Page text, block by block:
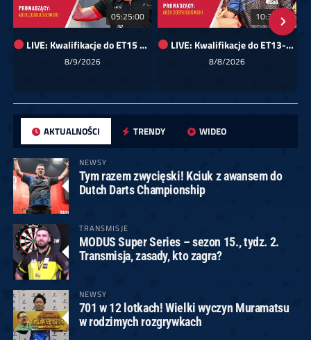
05:25:00
LIVE: Kwalifikacje do ET15 dla Europy Wschodniej
8/9/2026
10:35:29
LIVE: Kwalifikacje do ET13-14 dla Europy Wschodniej
8/8/2026
AKTUALNOŚCI TRENDY WIDEO
NEWSY
Tym razem zwycięski! Kciuk z awansem do
Dutch Darts Championship
TRANSMISJE
MODUS Super Series – sezon 15., tydz. 2.
Transmisja, zasady, kto zagra?
NEWSY
701 w 12 lotkach! Wielki wyczyn Muramatsu
w rodzimych rozgrywkach